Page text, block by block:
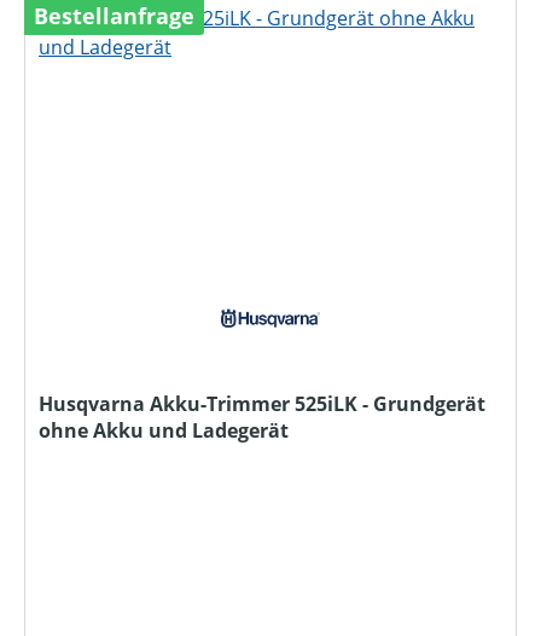
Bestellanfrage
Husqvarna Akku-Trimmer 525iLK - Grundgerät
ohne Akku und Ladegerät